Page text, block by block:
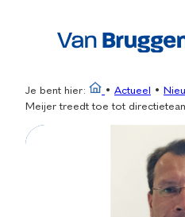
Je bent hier: • Actueel •
Meijer treedt toe tot